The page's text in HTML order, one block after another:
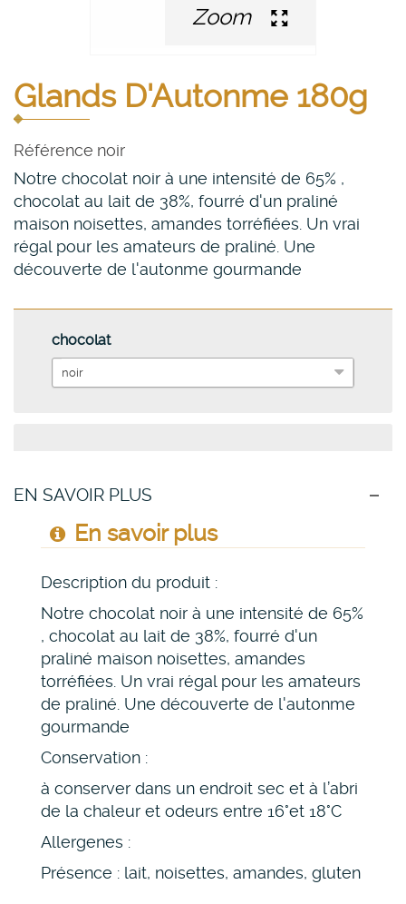
Zoom
Glands D'Autonme 180g
Référence noir
Notre chocolat noir à une intensité de 65% ,
chocolat au lait de 38%, fourré d'un praliné
maison noisettes, amandes torréfiées. Un vrai
régal pour les amateurs de praliné. Une
découverte de l'autonme gourmande
chocolat
noir
EN SAVOIR PLUS
En savoir plus
Description du produit :
Notre chocolat noir à une intensité de 65%
, chocolat au lait de 38%, fourré d'un
praliné maison noisettes, amandes
torréfiées. Un vrai régal pour les amateurs
de praliné. Une découverte de l'autonme
gourmande
Conservation :
à conserver dans un endroit sec et à l’abri
de la chaleur et odeurs entre 16°et 18°C
Allergenes :
Présence : lait, noisettes, amandes, gluten